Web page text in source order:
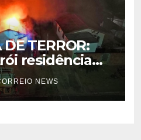
TERROR:
residência
NEWS